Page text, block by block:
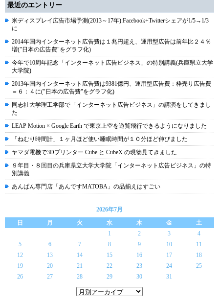
最近のエントリー
米ディスプレイ広告市場予測(2013～17年):Facebook+Twitterシェアが1/5→1/3
に
2014年国内インターネット広告費は１兆円超え、運用型広告は前年比２４％
増("日本の広告費"をグラフ化)
今年で10周年記念「インターネット広告ビジネス」の特別講義(兵庫県立大学
大学院)
2013年国内インターネット広告費は9381億円、運用型広告費：枠売り広告費
＝６：４に("日本の広告費"をグラフ化)
同志社大学理工学部で「インターネット広告ビジネス」の講演をしてきまし
た
LEAP Motion × Google Earth で東京上空を遊覧飛行できるようになりました
「ねむり時間計」１ヶ月ほど使い睡眠時間が１０分ほど伸びました
ヤマダ電機で3Dプリンター Cube と CubeX の現物見てきました
９年目・８回目の兵庫県立大学大学院「インターネット広告ビジネス」の特
別講義
あんぱん専門店「あんですMATOBA」の品揃えはすごい
2026年7月
日
月 火 水 木 金
土
1
2 3
4
5
6 7 8 9 10
11
12
13 14 15 16 17
18
19
20 21 22 23 24
25
26
27 28 29 30 31